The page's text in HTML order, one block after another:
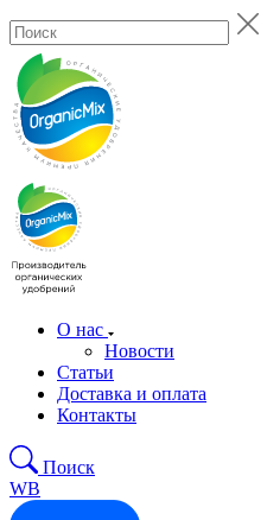
О нас
Новости
Статьи
Доставка и оплата
Контакты
Поиск
WB